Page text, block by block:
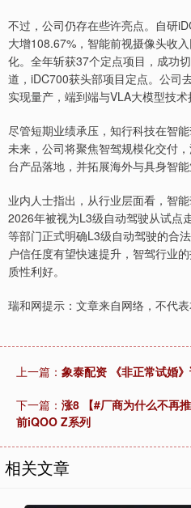
不过，公司仍存在些许亮点。自研
大增108.67%，智能前视摄像头收
化。全年斩获37个定点项目，成功
道，iDC700获头部项目定点。公司
实现量产，端到端与VLA大模型技术
尽管短期业绩承压，知行科技在智
未来，公司将聚焦智驾规模化交付
台产品落地，并拓展海外与具身智能
业内人士指出，从行业层面看，智
2026年被视为L3级自动驾驶从试点
等部门正式明确L3级自动驾驶的合
户信任度有望快速提升，智驾行业
质性利好。
瑞和网提示：文章来自网络，不代表
上一篇： 象泰配资 《非正常试婚
下一篇： 涨8 【#厂商为什么不再
前iQOO Z系列
相关文章